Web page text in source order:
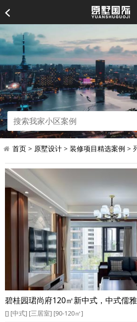
首页> 原墅设计> 装修项目精选案例 >
碧桂园珺尚府120㎡新中式，中式儒
[] [中式] [三居室] [90-120㎡]